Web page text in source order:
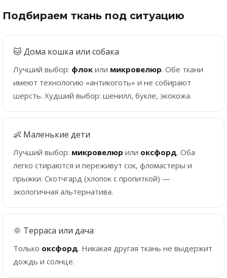
Подбираем ткань под ситуацию
🐱 Дома кошка или собака
Лучший выбор: флок или микровелюр. Обе ткани
имеют технологию «антикоготь» и не собирают
шерсть. Худший выбор: шенилл, букле, экокожа.
👶 Маленькие дети
Лучший выбор: микровелюр или оксфорд. Оба
легко стираются и переживут сок, фломастеры и
прыжки. Скотчгард (хлопок с пропиткой) —
экологичная альтернатива.
🌞 Терраса или дача
Только оксфорд. Никакая другая ткань не выдержит
дождь и солнце.